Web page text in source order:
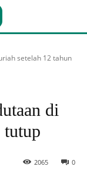
setelah 12 tahun
di
tutup
0
2065